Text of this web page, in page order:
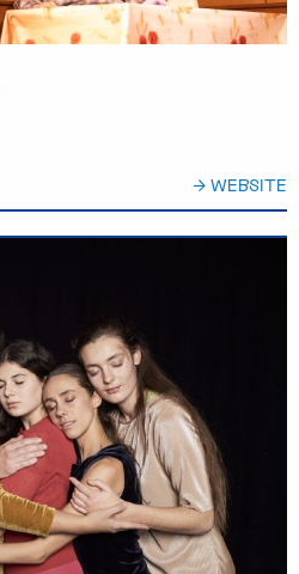
→ WEBSITE